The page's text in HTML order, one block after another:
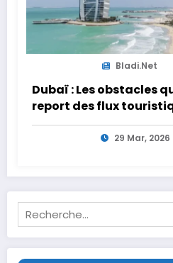
Bladi.net
Dubaï : Les obstacles
report des flux
Maroc
29 Mar, 2026